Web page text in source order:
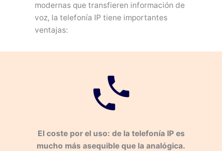
modernas que transfieren información de
voz, la telefonía IP tiene importantes
ventajas:
El coste por el uso: de la telefonía IP es
mucho más asequible que la analógica.